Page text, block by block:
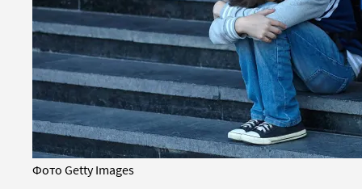
Фото Getty Images